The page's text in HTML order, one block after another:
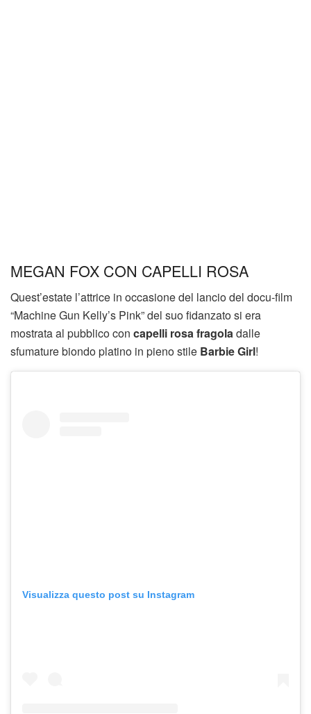
MEGAN FOX CON CAPELLI ROSA
Quest’estate l’attrice in occasione del lancio del docu-film
“Machine Gun Kelly’s Pink” del suo fidanzato si era
mostrata al pubblico con capelli rosa fragoladalle
sfumature biondo platino in pieno stile Barbie Girl!
Visualizza questo post su Instagram